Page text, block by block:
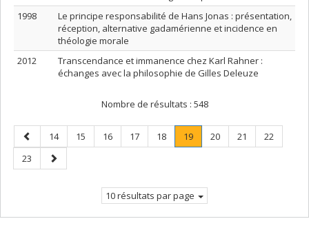
1998
Le principe responsabilité de Hans Jonas : présentation,
réception, alternative gadamérienne et incidence en
théologie morale
2012
Transcendance et immanence chez Karl Rahner :
échanges avec la philosophie de Gilles Deleuze
Nombre de résultats : 548
Page
précédente
Page
14 Page
15 Page
16 Page
17 Page
18 Page
19.
Page
Page
20 Page
21 Page
22
Page
23
Page
suivante
10 résultats par page